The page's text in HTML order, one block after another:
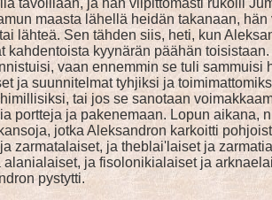
tavoillaan, ja hän vilpittömästi rukoili
maasta lähellä heidän takanaan,
lähteä. Sen tähden siis, heti, kun
kyynärän päähän
vaan ennemmin se tuli
suunnitelmat tyhjiksi ja
tai jos se sanotaan
ja pakenemaan. Lopun aikana,
jotka Aleksandron karkoitti
ja theblai'laiset ja
ja fisolonikialaiset ja
pystytti.